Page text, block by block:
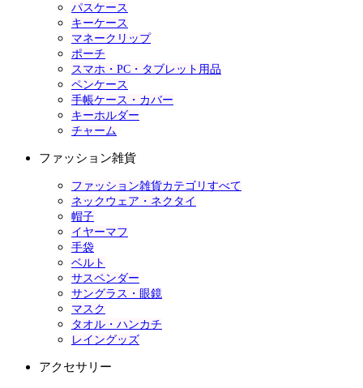
パスケース
キーケース
マネークリップ
ポーチ
スマホ・PC・タブレット用品
ペンケース
手帳ケース・カバー
キーホルダー
チャーム
ファッション雑貨
ファッション雑貨カテゴリすべて
ネックウェア・ネクタイ
帽子
イヤーマフ
手袋
ベルト
サスペンダー
サングラス・眼鏡
マスク
タオル・ハンカチ
レイングッズ
アクセサリー